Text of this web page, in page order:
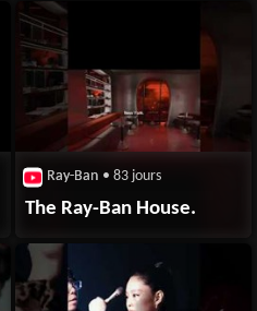
Ray-Ban • 83 jours
The Ray-Ban House.